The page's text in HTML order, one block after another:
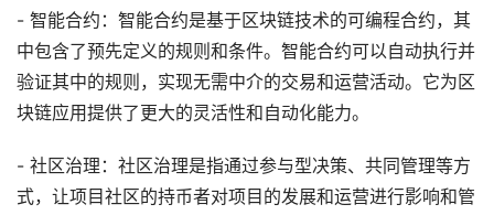
- 智能合约：智能合约是基于区块链技术的可编程合约，其
中包含了预先定义的规则和条件。智能合约可以自动执行并
验证其中的规则，实现无需中介的交易和运营活动。它为区
块链应用提供了更大的灵活性和自动化能力。
- 社区治理：社区治理是指通过参与型决策、共同管理等方
式，让项目社区的持币者对项目的发展和运营进行影响和管